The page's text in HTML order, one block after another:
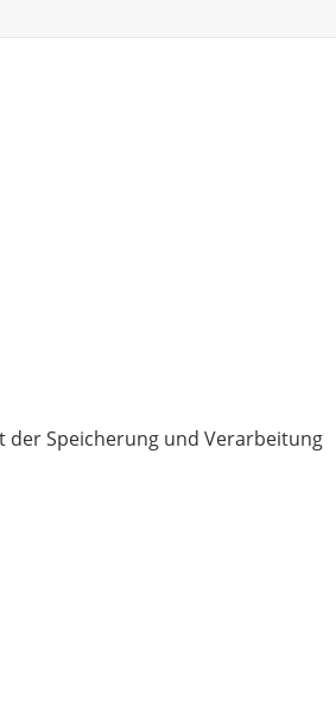
Speicherung und Verarbeitung